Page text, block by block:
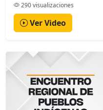
290 visualizaciones
Ver Video